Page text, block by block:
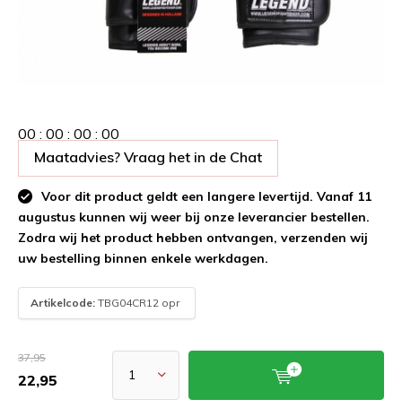
00 : 00 : 00 : 00
Maatadvies? Vraag het in de Chat
Voor dit product geldt een langere levertijd. Vanaf 11
augustus kunnen wij weer bij onze leverancier bestellen.
Zodra wij het product hebben ontvangen, verzenden wij
uw bestelling binnen enkele werkdagen.
Artikelcode: TBG04CR12 opr
37,95
22,95